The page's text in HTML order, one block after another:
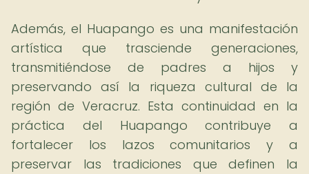
Además, el Huapango es una manifestación
artística que trasciende generaciones,
transmitiéndose de padres a hijos y
preservando así la riqueza cultural de la
región de Veracruz. Esta continuidad en la
práctica del Huapango contribuye a
fortalecer los lazos comunitarios y a
preservar las tradiciones que definen la